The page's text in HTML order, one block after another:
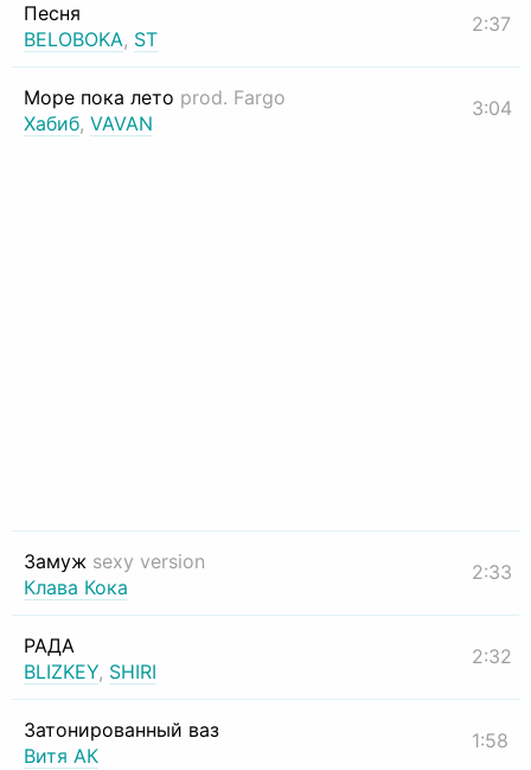
Песня
BELOBOKA, ST
2:37
Море пока лето prod. Fargo
Хабиб, VAVAN
3:04
Замуж sexy version
Клава Кока
2:33
РАДА
BLIZKEY, SHIRI
2:32
Затонированный ваз
Витя АК
1:58